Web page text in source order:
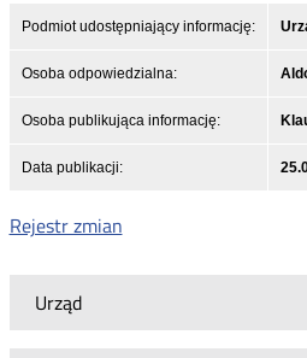
Urząd
Podmiot udostępniający informację:
Osoba odpowiedzialna:
Osoba publikująca informację:
Data publikacji:
Rejestr zmian